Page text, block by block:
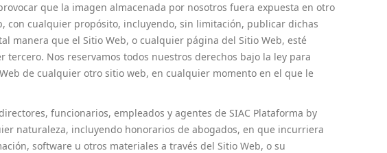
que la imagen almacenada por nosotros fuera expuesta en otro
con cualquier propósito, incluyendo, sin limitación, publicar dichas
manera que el Sitio Web, o cualquier página del Sitio Web, esté
Nos reservamos todos nuestros derechos bajo la ley para
de cualquier otro sitio web, en cualquier momento en el que le
funcionarios, empleados y agentes de SIAC Plataforma by
naturaleza, incluyendo honorarios de abogados, en que incurriera
software u otros materiales a través del Sitio Web, o su